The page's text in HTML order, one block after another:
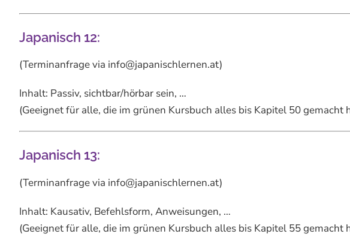
Japanisch 12:
(Terminanfrage via info@japanischlernen.at)
Inhalt: Passiv, sichtbar/hörbar sein, …
(Geeignet für alle, die im grünen Kursbuch alles bis Kapitel 50 gemacht
Japanisch 13:
(Terminanfrage via info@japanischlernen.at)
Inhalt: Kausativ, Befehlsform, Anweisungen, …
(Geeignet für alle, die im grünen Kursbuch alles bis Kapitel 55 gemacht